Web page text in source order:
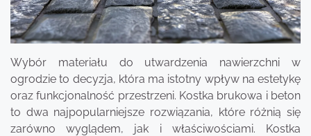
Wybór materiału do utwardzenia nawierzchni w
ogrodzie to decyzja, która ma istotny wpływ na estetykę
oraz funkcjonalność przestrzeni. Kostka brukowa i beton
to dwa najpopularniejsze rozwiązania, które różnią się
zarówno wyglądem, jak i właściwościami. Kostka